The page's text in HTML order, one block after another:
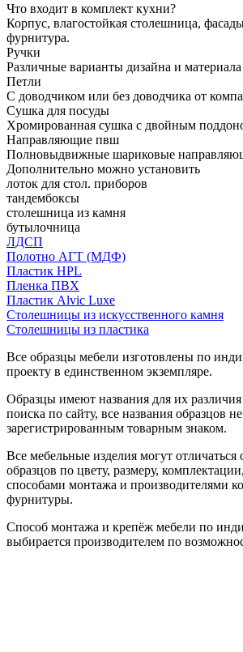
Что входит в комплект кухни?
Корпус, влагостойкая столешница,
фурнитура.
Ручки
Различные варианты дизайна и
Петли
С доводчиком или без доводчика от
Сушка для посуды
Хромированная сушка с двойным
Направляющие пвш
Полновыдвижные шариковые
Дополнительно можно установить
лоток для стол. приборов
тандембоксы
столешница из камня
бутылочница
ЛДСП
Полотно АГТ (МДФ)
Пластик HPL
Пленка ПВХ
Пластик Alvic Luxe
Столешницы из искусственного камня
Столешницы из пластика
Все образцы мебели изготовлены по
проекту в единственном экземпляре.
Образцы имеют названия для их
поиска по сайту, все названия образцов
зарегистрированным товарным знаком.
Все мебельные изделия могут отличаться
образцов по цвету, размеру,
способами монтажа и производителями
фурнитуры.
Способ монтажа и крепёж мебели по
выбирается производителем по